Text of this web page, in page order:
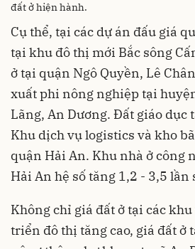
đất ở hiện hành.
Cụ thể, tại các dự án đấu giá
tại khu đô thị mới Bắc sông
ở tại quận Ngô Quyền, Lê
xuất phi nông nghiệp tại
Lãng, An Dương. Đất giáo dục
Khu dịch vụ logistics và kho
quận Hải An. Khu nhà ở công
Hải An hệ số tăng 1,2 - 3,5 lần
Không chỉ giá đất ở tại các
triển đô thị tăng cao, giá đất ở